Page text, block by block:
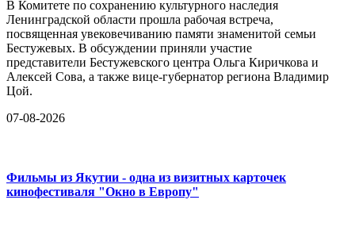
В Комитете по сохранению культурного наследия
Ленинградской области прошла рабочая встреча,
посвященная увековечиванию памяти знаменитой семьи
Бестужевых. В обсуждении приняли участие
представители Бестужевского центра Ольга Киричкова и
Алексей Сова, а также вице-губернатор региона Владимир
Цой.
07-08-2026
Фильмы из Якутии - одна из визитных карточек
кинофестиваля "Окно в Европу"